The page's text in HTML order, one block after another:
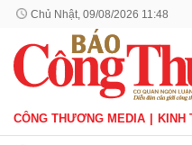
Chủ Nhật, 09/08/2026 11:48
CÔNG THƯƠNG MEDIA KINH